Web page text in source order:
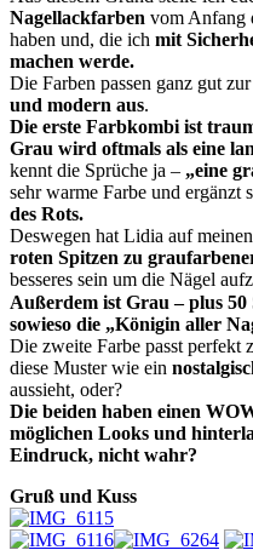
Nagellackfarben vom Anfang
haben und, die ich mit
machen werde.
Die Farben passen ganz gut
und modern aus.
Die erste Farbkombi ist
Grau wird oftmals als eine
kennt die Sprüche ja – „eine
sehr warme Farbe und ergänzt
des Rots.
Deswegen hat Lidia auf
roten Spitzen zu
besseres sein um die Nägel
Außerdem ist Grau – plus 50
sowieso die „Königin aller
Die zweite Farbe passt perfekt
diese Muster wie ein
aussieht, oder?
Die beiden haben einen
möglichen Looks und
Eindruck, nicht wahr?
Gruß und Kuss